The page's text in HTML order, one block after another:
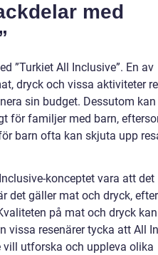
med
”Turkiet All Inclusive”. En av
dryck och vissa aktiviteter
sin budget. Dessutom
för familjer med barn,
barn ofta kan skjuta upp
konceptet vara att det
det gäller mat och dryck,
på mat och dryck
vissa resenärer tycka att All
vill utforska och uppleva olika